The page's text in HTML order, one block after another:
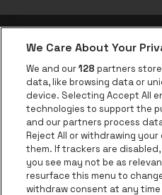
be•at
be•at
We Care About Your
We and our128 partners
data, like browsing data or
device. Selecting Accept All
technologies to support the
and our partners process
Reject All or withdrawing
them. If trackers are
you see may not be as
resurface this menu to
withdraw consent at any